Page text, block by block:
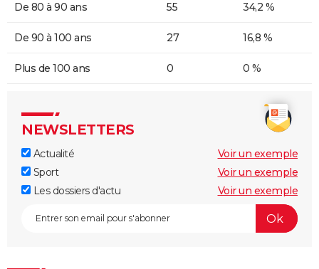
De 80 à 90 ans 55 34,2 %
De 90 à 100 ans 27 16,8 %
Plus de 100 ans 0 0 %
NEWSLETTERS
Actualité
Voir un exemple
Sport
Voir un exemple
Les dossiers d'actu
Voir un exemple